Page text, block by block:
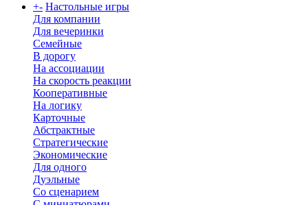
+- Настольные игры
Для компании
Для вечеринки
Семейные
В дорогу
На ассоциации
На скорость реакции
Кооперативные
На логику
Карточные
Абстрактные
Стратегические
Экономические
Для одного
Дуэльные
Со сценарием